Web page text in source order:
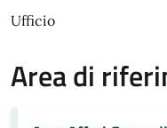
Ufficio
Area di